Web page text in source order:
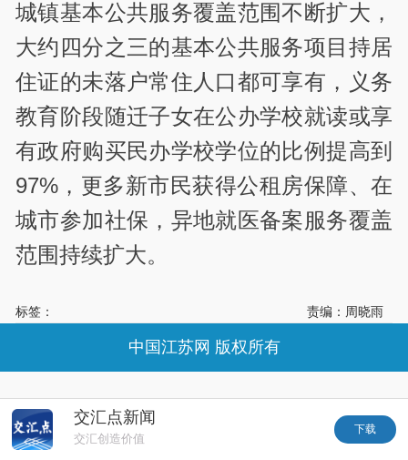
城镇基本公共服务覆盖范围不断扩大，
大约四分之三的基本公共服务项目持居
住证的未落户常住人口都可享有，义务
教育阶段随迁子女在公办学校就读或享
有政府购买民办学校学位的比例提高到
97%，更多新市民获得公租房保障、在
城市参加社保，异地就医备案服务覆盖
范围持续扩大。
标签： 责编：周晓雨
交汇点新闻
交汇创造价值
下载
中国江苏网 版权所有